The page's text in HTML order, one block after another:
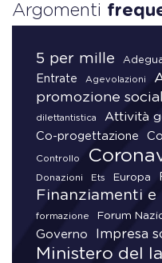
Argomenti
5 per mille
Entrate
Agevolazioni
promozione
dilettantistica Attività
Co-progettazione
Controllo
Donazioni Ets Europa
Finanziamenti e
formazione Forum
Governo Impresa
Ministero del